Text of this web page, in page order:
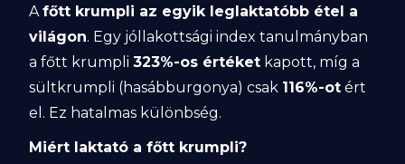
Afőtt krumpli az egyik leglaktatóbb étel a
világon. Egy jóllakottsági index tanulmányban
a főtt krumpli323%-os értéket kapott, míg a
sültkrumpli (hasábburgonya) csak 116%-ot ért
el. Ez hatalmas különbség.
Miért laktató a főtt krumpli?